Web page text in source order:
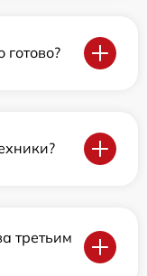
готово?
третьим